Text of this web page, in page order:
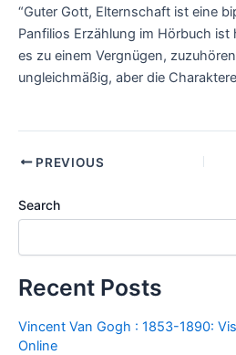
“Guter Gott, Elternschaft ist eine
Panfilios Erzählung im Hörbuch
es zu einem Vergnügen,
ungleichmäßig, aber die
PREVIOUS
Search
Recent Posts
Vincent Van Gogh : 1853-1890:
Online